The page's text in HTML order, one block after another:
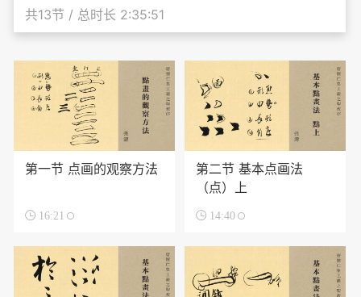
共13节 / 总时长 2:35:51
第一节 点画的观察方法
 16:21
第二节 基本点画法
（点）上
 14:40